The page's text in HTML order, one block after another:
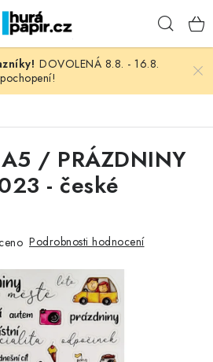
DOVOLENÁ 8.8. - 16.8.
/ PRÁZDNINY
- české
Podrobnosti hodnocení